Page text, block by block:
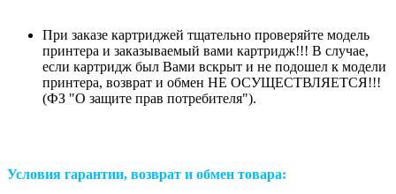
При заказе картриджей тщательно проверяйте модель
принтера и заказываемый вами картридж!!! В случае,
если картридж был Вами вскрыт и не подошел к модели
принтера, возврат и обмен НЕ ОСУЩЕСТВЛЯЕТСЯ!!!
(ФЗ "О защите прав потребителя").
Условия гарантии, возврат и обмен товара: